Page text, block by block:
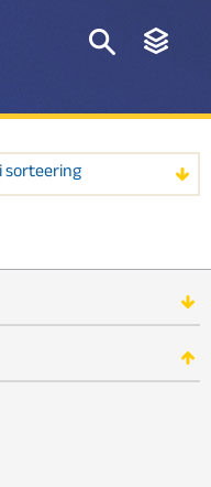
sorteering